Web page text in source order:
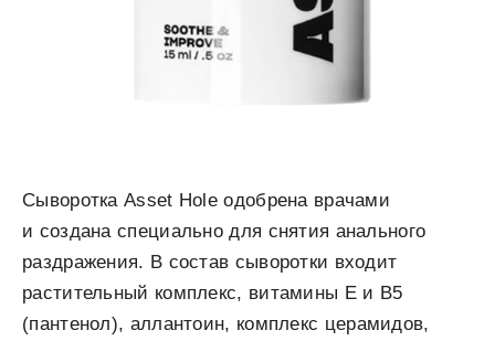
Сыворотка Asset Hole одобрена врачами
и создана специально для снятия анального
раздражения. В состав сыворотки входит
растительный комплекс, витамины Е и В5
(пантенол), аллантоин, комплекс церамидов,